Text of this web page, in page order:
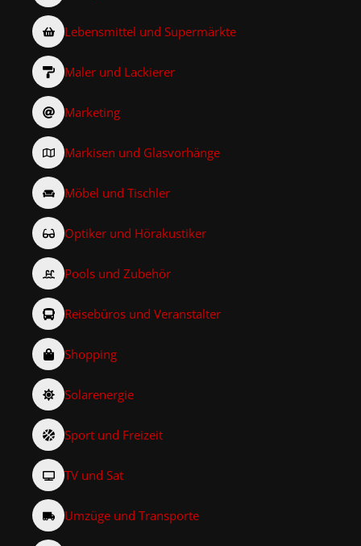
Lebensmittel und Supermärkte
Maler und Lackierer
Marketing
Markisen und Glasvorhänge
Möbel und Tischler
Optiker und Hörakustiker
Pools und Zubehör
Reisebüros und Veranstalter
Shopping
Solarenergie
Sport und Freizeit
TV und Sat
Umzüge und Transporte